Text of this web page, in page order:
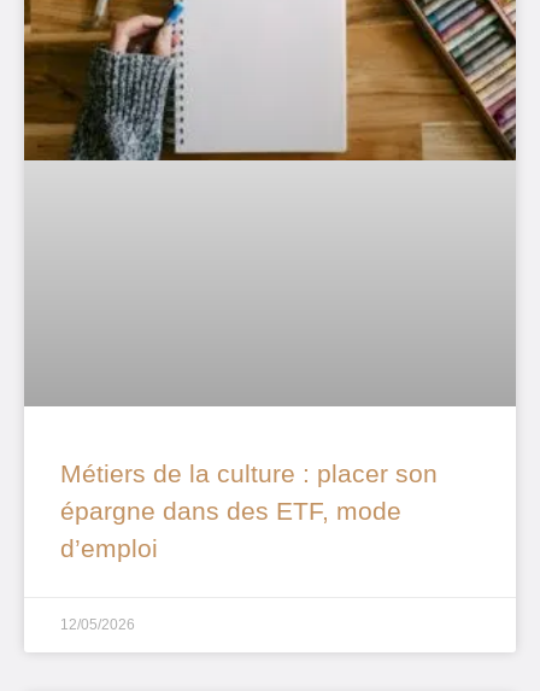
Métiers de la culture : placer son
épargne dans des ETF, mode
d’emploi
12/05/2026